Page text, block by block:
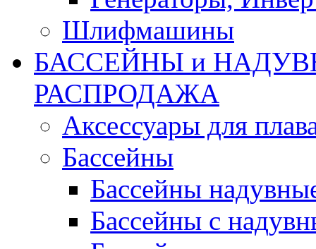
Шлифмашины
БАССЕЙНЫ и
РАСПРОДАЖА
Аксессуары для
Бассейны
Бассейны
Бассейны с